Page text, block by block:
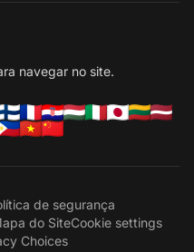
navegar no site.
de segurança
do SiteCookie settings
Choices